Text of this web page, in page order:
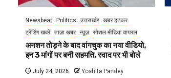
Newsbeat Politics उत्तराखंड खबर हटकर
ट्रेंडिंग खबरें ताज़ा ख़बर न्यूज़ सोशल मीडिया वायरल
अनशन तोड़ने के बाद वांगचुक का नया वीडियो,
इन 3 मांगों पर बनी सहमति, स्वाद पर भी बोले
July 24, 2026 Yoshita Pandey